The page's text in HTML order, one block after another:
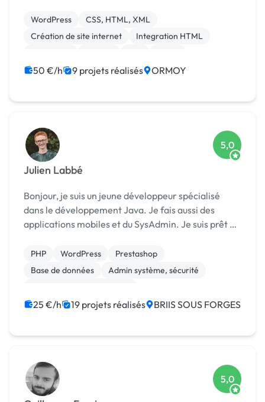
de vie du développement, de la concep...
WordPress
CSS, HTML, XML
Création de site internet
Integration HTML
Experience utilisateur
50 €/h 9 projets réalisés ORMOY
Julien Labbé
5,0
Bonjour, je suis un jeune développeur spécialisé
dans le développement Java. Je fais aussi des
applications mobiles et du SysAdmin. Je suis prêt à
passiez plus de temps sur ce qui compte pour vous...
PHP WordPress
Prestashop
Base de données
Admin système, sécurité
Migration ou refonte de site
API
Android
25 €/h 19 projets réalisés BRIIS SOUS FORGES
5,0